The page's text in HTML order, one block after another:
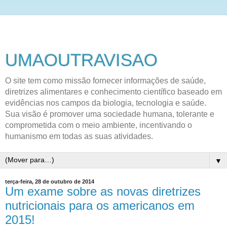
UMAOUTRAVISAO
O site tem como missão fornecer informações de saúde,
diretrizes alimentares e conhecimento científico baseado em
evidências nos campos da biologia, tecnologia e saúde.
Sua visão é promover uma sociedade humana, tolerante e
comprometida com o meio ambiente, incentivando o
humanismo em todas as suas atividades.
▼
terça-feira, 28 de outubro de 2014
Um exame sobre as novas diretrizes
nutricionais para os americanos em
2015!